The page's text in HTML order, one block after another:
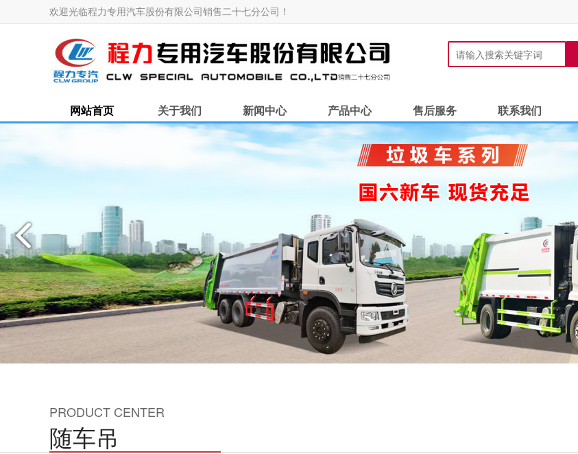
欢迎光临程力专用汽车股份有限公司销售二十七分公司！
网站首页 关于我们 新闻中心 产品中心 售后服务 联系我们
PRODUCT CENTER
随车吊